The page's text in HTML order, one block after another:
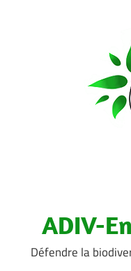
ADIV-
Défendre la